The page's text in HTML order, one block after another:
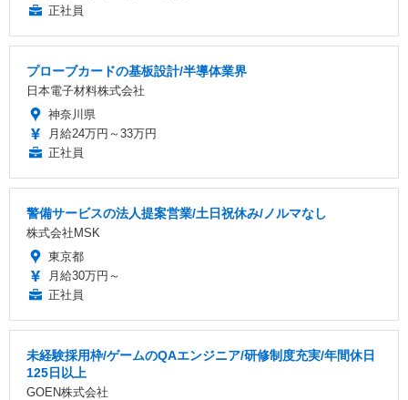
正社員
プローブカードの基板設計/半導体業界
日本電子材料株式会社
神奈川県
月給24万円～33万円
正社員
警備サービスの法人提案営業/土日祝休み/ノルマなし
株式会社MSK
東京都
月給30万円～
正社員
未経験採用枠/ゲームのQAエンジニア/研修制度充実/年間休日
125日以上
GOEN株式会社